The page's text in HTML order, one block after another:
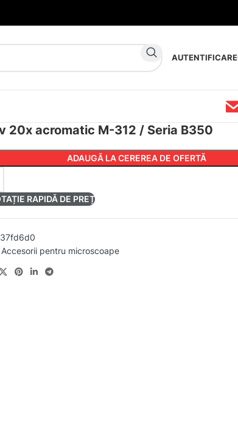
AUTENTIFICARE
20x acromatic M-312 / Seria B350
ADAUGĂ LA CEREREA DE OFERTĂ
RAPIDĂ DE PREȚ
Accesorii pentru microscoape